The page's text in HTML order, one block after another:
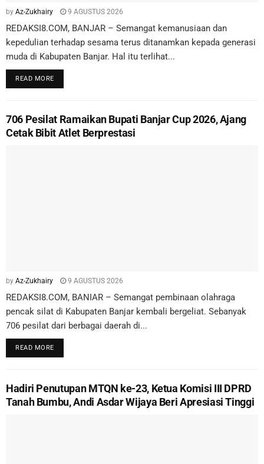
by Az-Zukhairy 9 AGUSTUS 2026
REDAKSI8.COM, BANJAR – Semangat kemanusiaan dan
kepedulian terhadap sesama terus ditanamkan kepada generasi
muda di Kabupaten Banjar. Hal itu terlihat...
READ MORE
706 Pesilat Ramaikan Bupati Banjar Cup 2026, Ajang
Cetak Bibit Atlet Berprestasi
by Az-Zukhairy 9 AGUSTUS 2026
REDAKSI8.COM, BANIAR – Semangat pembinaan olahraga
pencak silat di Kabupaten Banjar kembali bergeliat. Sebanyak
706 pesilat dari berbagai daerah di...
READ MORE
Hadiri Penutupan MTQN ke-23, Ketua Komisi III DPRD
Tanah Bumbu, Andi Asdar Wijaya Beri Apresiasi Tinggi